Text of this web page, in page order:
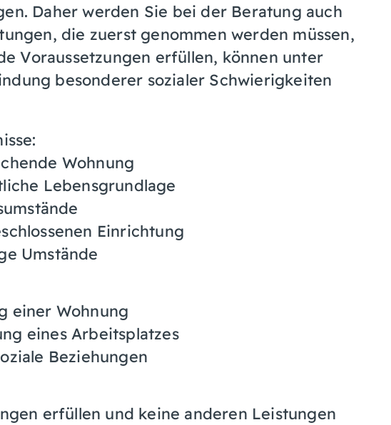
Daher werden Sie bei der Beratung auch
die zuerst genommen werden müssen,
Voraussetzungen erfüllen, können unter
besonderer sozialer Schwierigkeiten
Wohnung
Lebensgrundlage
Einrichtung
Umstände
einer Wohnung
eines Arbeitsplatzes
Beziehungen
erfüllen und keine anderen Leistungen